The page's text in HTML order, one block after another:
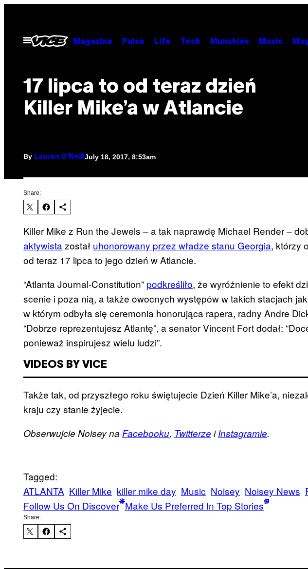
contentOpen
Menu
Magazine Pulse Life Tech Munchies Music
17 lipca to od teraz dzień
Killer Mike’a w Atlancie
By Lauren O'Neill July 18, 2017, 8:53am
Share:
Killer Mike z Run the Jewels – a tak naprawdę Michael Render –
aktywista został uhonorowany przez władze stanu Georgia, którzy
od teraz 17 lipca to jego dzień w Atlancie.
“Atlanta Journal-Constitution” podkreśliło, że wyróżnienie to efekt
scenie i poza nią, a także owocnych występów w takich stacjach
w którym odbyła się ceremonia honorująca rapera, radny Andre
“Dobrze reprezentujesz Atlantę”, a senator Vincent Fort dodał:
ponieważ inspirujesz wielu ludzi”.
VIDEOS BY VICE
Także tak, od przyszłego roku świętujecie Dzień Killer Mike’a,
kraju czy stanie żyjecie.
Obserwujcie Noisey na Facebooku, Twitterze iInstagramie.
Tagged:
ATLANTA Killer Mike killer mike day Music Noisey Noisey News
Follow Us On Discover Make Us Preferred In Top Stories
Share: